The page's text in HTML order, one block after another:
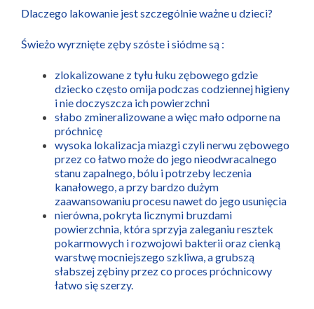
Dlaczego lakowanie jest szczególnie ważne u dzieci?
Świeżo wyrznięte zęby szóste i siódme są :
zlokalizowane z tyłu łuku zębowego gdzie
dziecko często omija podczas codziennej higieny
i nie doczyszcza ich powierzchni
słabo zmineralizowane a więc mało odporne na
próchnicę
wysoka lokalizacja miazgi czyli nerwu zębowego
przez co łatwo może do jego nieodwracalnego
stanu zapalnego, bólu i potrzeby leczenia
kanałowego, a przy bardzo dużym
zaawansowaniu procesu nawet do jego usunięcia
nierówna, pokryta licznymi bruzdami
powierzchnia, która sprzyja zaleganiu resztek
pokarmowych i rozwojowi bakterii oraz cienką
warstwę mocniejszego szkliwa, a grubszą
słabszej zębiny przez co proces próchnicowy
łatwo się szerzy.